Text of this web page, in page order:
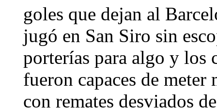
goles que dejan al
jugó en San Siro sin
porterías para algo y los
fueron capaces de
con remates desviados